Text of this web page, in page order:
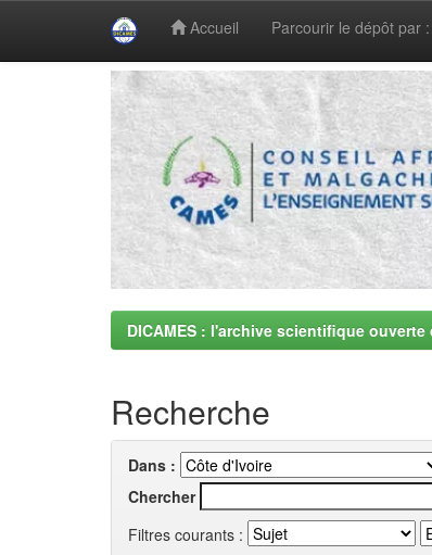
Accueil Parcourir le dépôt par :
DICAMES : l'archive scientifique ouverte
Recherche
Dans :
Chercher
Filtres courants :